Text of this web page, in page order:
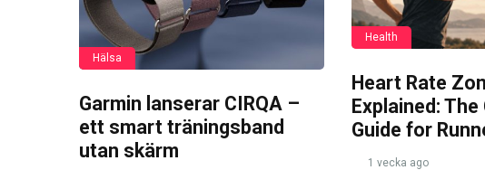
Hälsa
Garmin lanserar CIRQA –
ett smart träningsband
utan skärm
Health
Heart Rate
Explained:
Guide for
1 vecka ago